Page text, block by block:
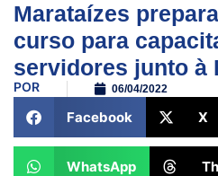
Marataízes
curso para
servidores junto à
POR 06/04/2022
Facebook X
WhatsApp